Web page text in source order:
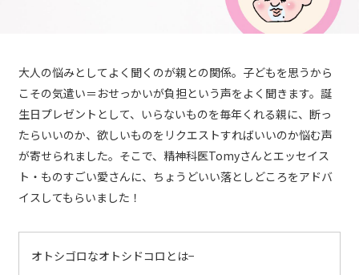
大人の悩みとしてよく聞くのが親との関係。子どもを思うから
こその気遣い＝おせっかいが負担という声をよく聞きます。誕
生日プレゼントとして、いらないものを毎年くれる親に、断っ
たらいいのか、欲しいものをリクエストすればいいのか悩む声
が寄せられました。そこで、精神科医Tomyさんとエッセイス
ト・ものすごい愛さんに、ちょうどいい落としどころをアドバ
イスしてもらいました！
オトシゴロなオトシドコロとは−